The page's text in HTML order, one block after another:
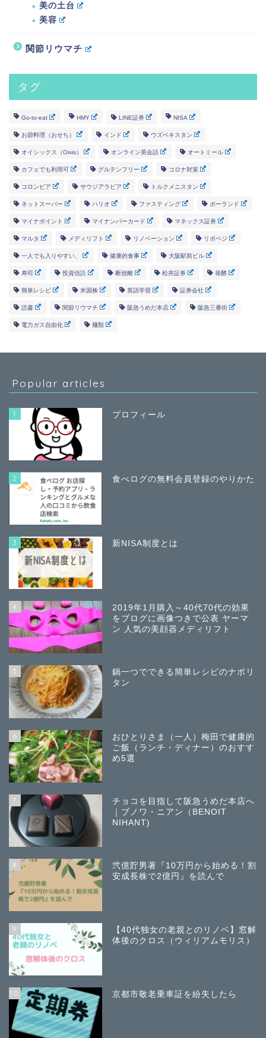
美の土台
美容
関節リウマチ
タグ
Go-to-eat HMY LINE証券 NISA
お節料理（おせち） インド ウズベキスタン
オイシックス（Oixis） オンライン英会話 オートミール
カフェでも利用可 グルテンフリー コロナ対策
コロンビア サウジアラビア トルクメニスタン
ネットスーパー ハリオ ファスティング ポーランド
マイナポイント マイナンバーカード マネックス証券
マルタ メディリフト リノベーション リボベジ
一人でも入りやすい、 健康的食事 大阪駅前ビル
寿司 投資信託 断捨離 松井証券 発酵
簡単レシピ 米国株 英語学習 証券会社
読書 関節リウマチ 阪急うめだ本店 阪急三番街
電力ガス自由化 麺類
Popular articles
1 プロフィール
2 食べログの無料会員登録のやりかた
3 新NISA制度とは
4
2019年1月購入～40代70代の効果
をブログに画像つきで公表 ヤーマ
ン 人気の美顔器メディリフト
5
鍋一つでできる簡単レシピのナポリ
タン
6
おひとりさま（一人）梅田で健康的
ご飯（ランチ・ディナー）のおすす
め5選
7
チョコを目指して阪急うめだ本店へ
｜ブノワ・ニアン（BENOIT
NIHANT)
8
弐億貯男著『10万円から始める！割
安成長株で2億円』を読んで
9
【40代独女の老親とのリノベ】窓解
体後のクロス（ウィリアムモリス）
10 京都市敬老乗車証を紛失したら